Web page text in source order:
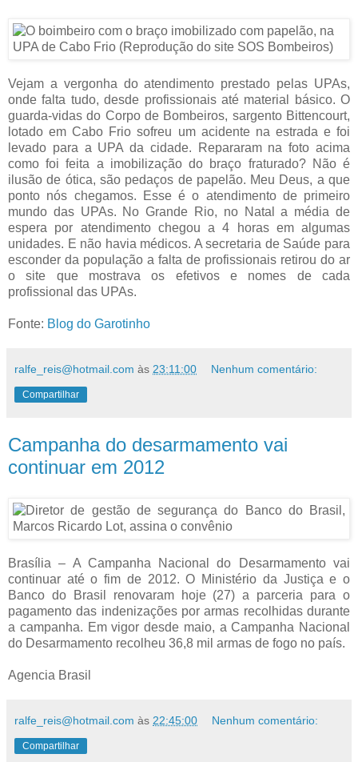
Vejam a vergonha do atendimento prestado pelas UPAs,
onde falta tudo, desde profissionais até material básico. O
guarda-vidas do Corpo de Bombeiros, sargento Bittencourt,
lotado em Cabo Frio sofreu um acidente na estrada e foi
levado para a UPA da cidade. Repararam na foto acima
como foi feita a imobilização do braço fraturado? Não é
ilusão de ótica, são pedaços de papelão. Meu Deus, a que
ponto nós chegamos. Esse é o atendimento de primeiro
mundo das UPAs. No Grande Rio, no Natal a média de
espera por atendimento chegou a 4 horas em algumas
unidades. E não havia médicos. A secretaria de Saúde para
esconder da população a falta de profissionais retirou do ar
o site que mostrava os efetivos e nomes de cada
profissional das UPAs.
Fonte: Blog do Garotinho
ralfe_reis@hotmail.com às 23:11:00 Nenhum comentário:
Compartilhar
Campanha do desarmamento vai
continuar em 2012
Brasília – A Campanha Nacional do Desarmamento vai
continuar até o fim de 2012. O Ministério da Justiça e o
Banco do Brasil renovaram hoje (27) a parceria para o
pagamento das indenizações por armas recolhidas durante
a campanha. Em vigor desde maio, a Campanha Nacional
do Desarmamento recolheu 36,8 mil armas de fogo no país.
Agencia Brasil
ralfe_reis@hotmail.com às 22:45:00 Nenhum comentário:
Compartilhar